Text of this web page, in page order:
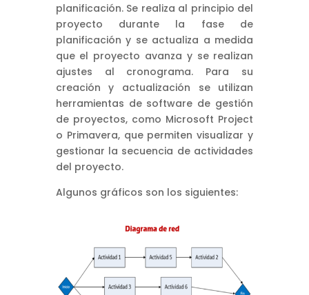
planificación. Se realiza al principio del
proyecto durante la fase de
planificación y se actualiza a medida
que el proyecto avanza y se realizan
ajustes al cronograma. Para su
creación y actualización se utilizan
herramientas de software de gestión
de proyectos, como Microsoft Project
o Primavera, que permiten visualizar y
gestionar la secuencia de actividades
del proyecto.
Algunos gráficos son los siguientes: